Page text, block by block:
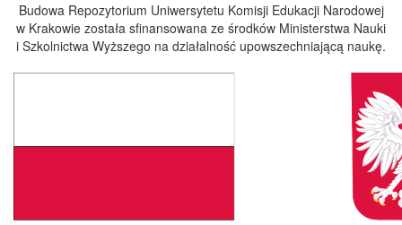
Budowa Repozytorium Uniwersytetu Komisji Edukacji Narodowej
w Krakowie została sfinansowana ze środków Ministerstwa Nauki
i Szkolnictwa Wyższego na działalność upowszechniającą naukę.